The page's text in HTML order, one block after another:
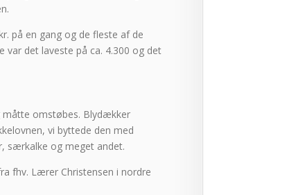
på en gang og de fleste af de
var det laveste på ca. 4.300 og det
måtte omstøbes. Blydækker
vi byttede den med
særkalke og meget andet.
fhv. Lærer Christensen i nordre